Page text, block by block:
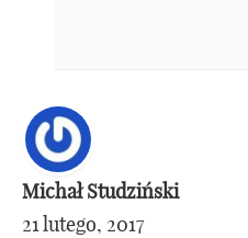
Michał Studziński
21 lutego, 2017